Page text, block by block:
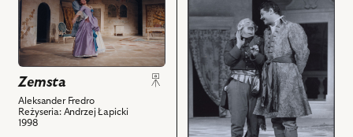
Daniel
Olbrychski
-
Cześnik,
Izabella
Bukowska
-
Klara,
powiązanych
z
nim
obiektów
obiektu
Zemsta,
Na
zdjęciu:
Grażyna
Barszczewska
-
Zemsta
Aleksander Fredro
Reżyseria: Andrzej Łapicki
1998
obiektu
Zemsta,
Na
zdjęciu:
Damian
Damięcki
-